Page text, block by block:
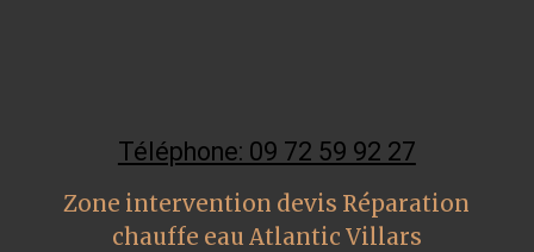
Téléphone: 09 72 59 92 27
Zone intervention devis Réparation
chauffe eau Atlantic Villars